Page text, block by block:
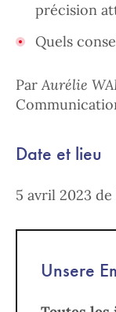
précision
Quels
ParAurélie
Date et lieu
5 avril 2023 de
Unsere